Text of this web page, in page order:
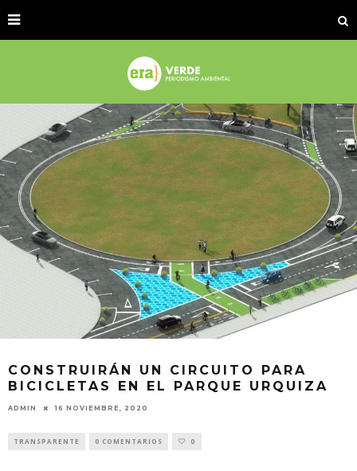
CONSTRUIRÁN UN CIRCUITO PARA
BICICLETAS EN EL PARQUE URQUIZA
ADMIN 16 NOVIEMBRE, 2020
TRANSPARENTE 0 COMENTARIOS 0